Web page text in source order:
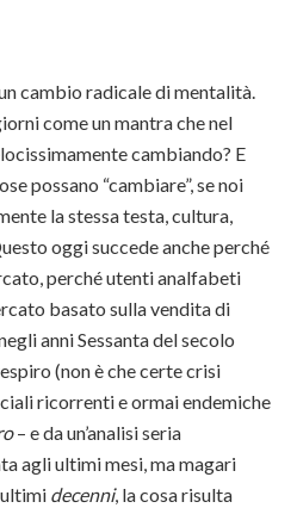
cambio radicale di mentalità.
come un mantra che nel
cambiando? E
possano “cambiare”, se noi
la stessa testa, cultura,
oggi succede anche perché
perché utenti analfabeti
basato sulla vendita di
anni Sessanta del secolo
(non è che certe crisi
ricorrenti e ormai endemiche
– e da un’analisi seria
agli ultimi mesi, ma magari
decenni, la cosa risulta